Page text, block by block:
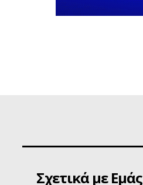
Σχετικά με Εμάς